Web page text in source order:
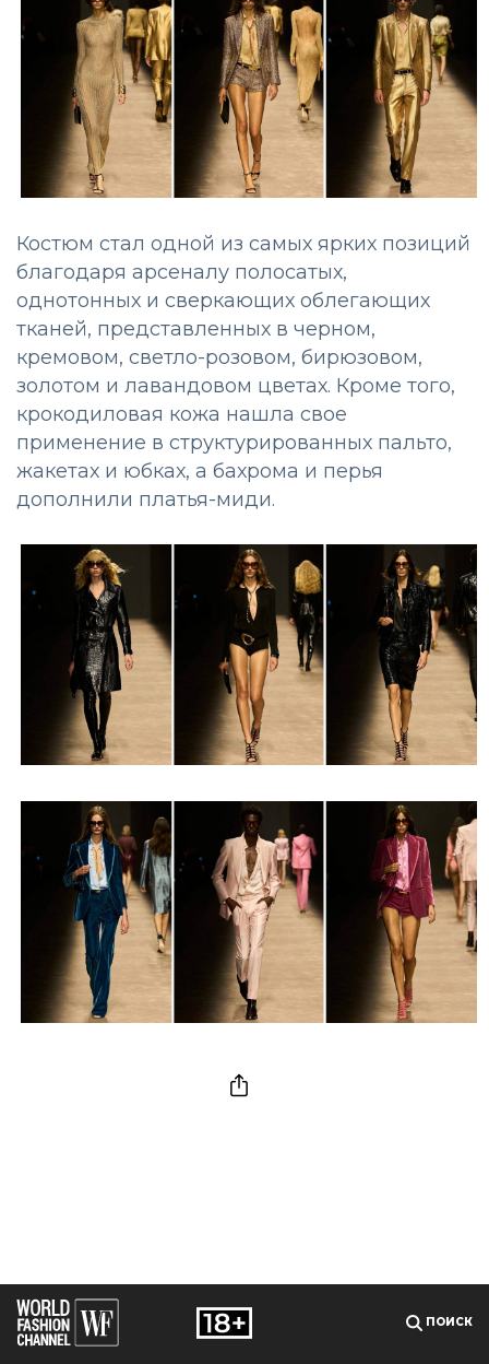
Костюм стал одной из самых ярких позиций
благодаря арсеналу полосатых,
однотонных и сверкающих облегающих
тканей, представленных в черном,
кремовом, светло-розовом, бирюзовом,
золотом и лавандовом цветах. Кроме того,
крокодиловая кожа нашла свое
применение в структурированных пальто,
жакетах и юбках, а бахрома и перья
дополнили платья-миди.
ПОИСК